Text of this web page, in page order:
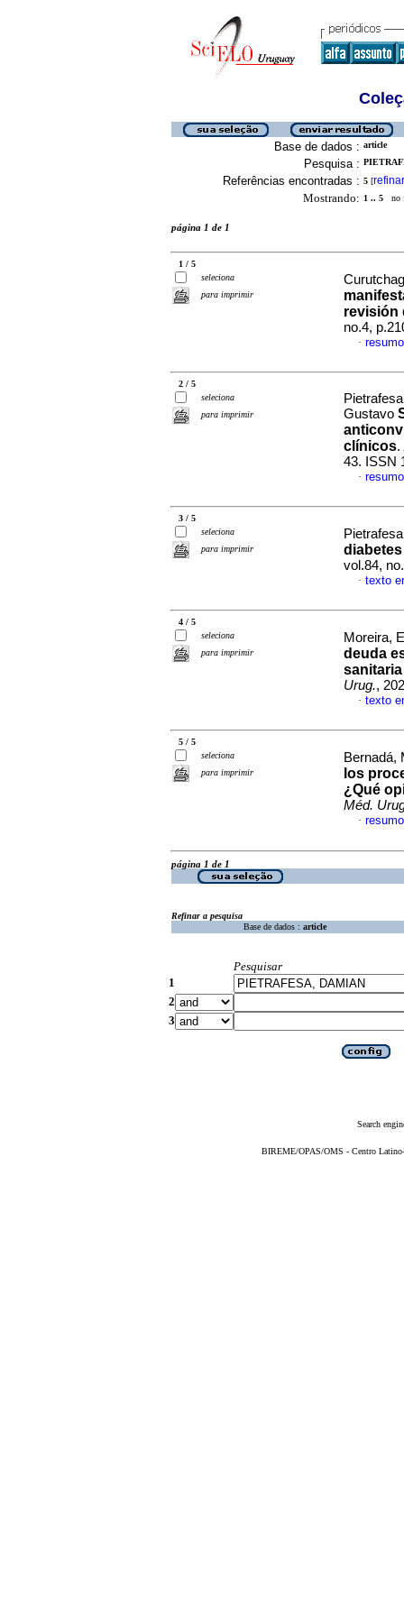
Base de dados : article
Pesquisa :
Referências encontradas : 5 [refinar
Mostrando: 1 .. 5 no
página 1 de 1
1 / 5
seleciona
para imprimir
revisión
no.4,
·
2 / 5
seleciona
para imprimir
Gustavo
clínicos.
43. ISSN
·
3 / 5
seleciona
para imprimir
vol.84,
· texto
4 / 5
seleciona
para imprimir
Moreira,
deuda
Urug.,
· texto
5 / 5
seleciona
para imprimir
Bernadá,
los
¿Qué
Méd.
·
página 1 de 1
Refinar a pesquisa
Base de dados : article
Pesquisar
1
2
3
Search
BIREME/OPAS/OMS - Centro Latino-